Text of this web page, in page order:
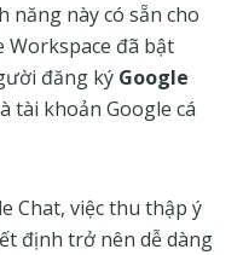
năng này có sẵn cho
Workspace đã bật
đăng ký Google
tài khoản Google cá
Chat, việc thu thập ý
định trở nên dễ dàng